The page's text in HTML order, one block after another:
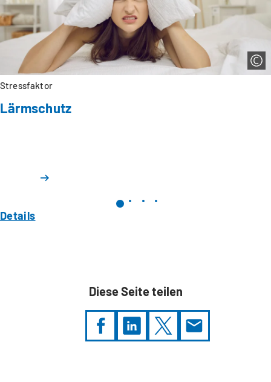
Stressfaktor
Lärmschutz
Details
Diese Seite teilen